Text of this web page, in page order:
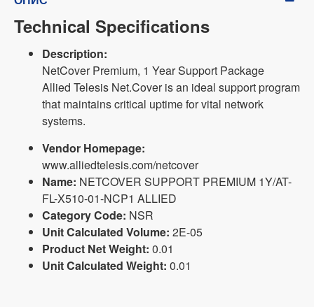
Technical Specifications
Description:
NetCover Premium, 1 Year Support Package
Allied Telesis Net.Cover is an ideal support program
that maintains critical uptime for vital network
systems.
Vendor Homepage:
www.alliedtelesis.com/netcover
Name: NETCOVER SUPPORT PREMIUM 1Y/AT-
FL-X510-01-NCP1 ALLIED
Category Code: NSR
Unit Calculated Volume: 2E-05
Product Net Weight: 0.01
Unit Calculated Weight: 0.01